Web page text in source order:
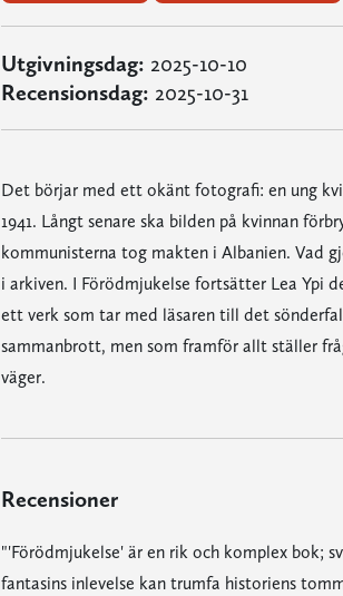
Utgivningsdag: 2025-10-10
Recensionsdag: 2025-10-31
Det börjar med ett okänt fotografi: en ung
1941. Långt senare ska bilden på kvinnan
kommunisterna tog makten i Albanien. Vad
i arkiven. I Förödmjukelse fortsätter Lea Ypi
ett verk som tar med läsaren till det
sammanbrott, men som framför allt ställer
väger.
Recensioner
"'Förödmjukelse' är en rik och komplex bok;
fantasins inlevelse kan trumfa historiens